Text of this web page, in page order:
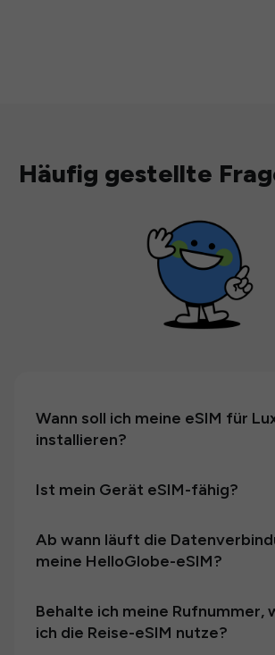
Häufig gestellte
Wann soll ich meine eSIM für
installieren?
Ist mein Gerät eSIM-fähig?
Ab wann läuft die
meine HelloGlobe-eSIM?
Behalte ich meine Rufnummer,
ich die Reise-eSIM nutze?